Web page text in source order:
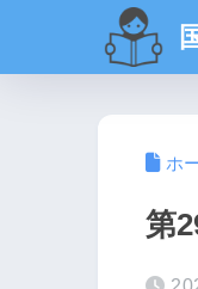
ホ
第